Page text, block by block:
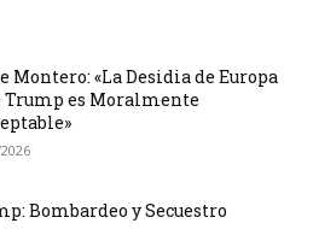
Montero: «La Desidia de Europa
Trump es Moralmente
Bombardeo y Secuestro